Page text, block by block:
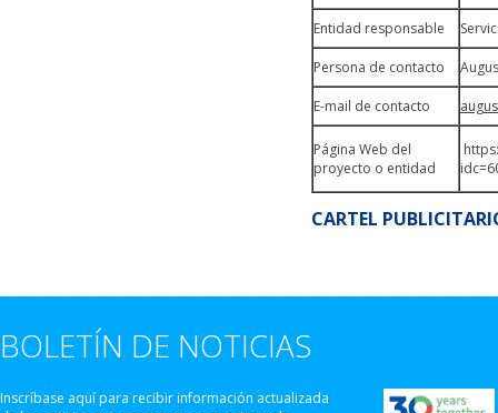
Entidad responsable
Persona de contacto
E-mail de contacto
Página Web del
proyecto o entidad
CARTEL
BOLETÍN DE NOTICIAS
Inscríbase aquí para recibir información actualizada